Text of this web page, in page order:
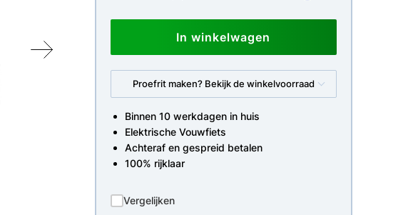
In winkelwagen
Proefrit maken? Bekijk de winkelvoorraad
Binnen 10 werkdagen in huis
Elektrische Vouwfiets
Achteraf en gespreid betalen
100% rijklaar
Vergelijken